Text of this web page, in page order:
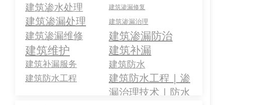
建筑渗水处理 建筑渗漏修复
建筑渗漏处理 建筑渗漏治理
建筑渗漏维修 建筑渗漏防治
建筑维护 建筑补漏
建筑补漏服务 建筑防水
建筑防水工程
建筑防水工程 | 渗
漏治理技术 | 防水